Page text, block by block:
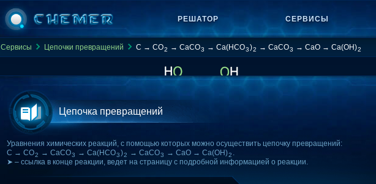
РЕШАТОР СЕРВИСЫ
Сервисы Цепочки превращений C → CO2 → CaCO3 → Ca(HCO3)2 → CaCO3 → CaO → Ca(OH)2
Цепочка превращений
Уравнения химических реакций, с помощью которых можно осуществить цепочку превращений:
C → CO2 → CaCO3 → Ca(HCO3)2 → CaCO3 → CaO → Ca(OH)2 .
➤ – ссылка в конце реакции, ведет на страницу с подробной информацией о реакции.